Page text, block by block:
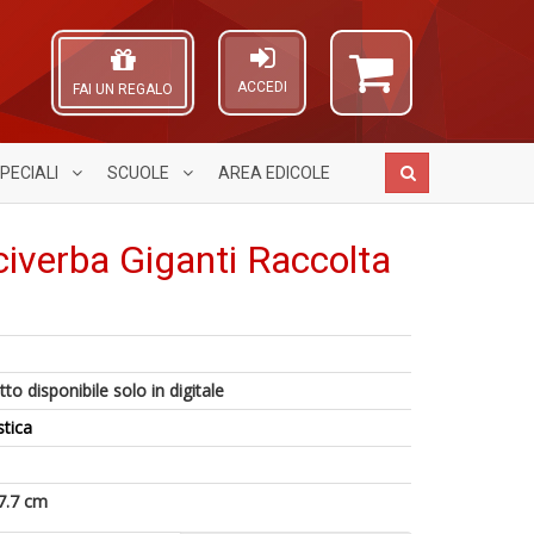
ACCEDI
FAI UN REGALO
SCUOLE AREA EDICOLE
Giganti Raccolta
disponibile solo in digitale
cm